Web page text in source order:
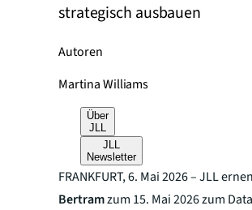
strategisch ausbauen
Autoren
Martina Williams
Über
JLL
JLL
Newsletter
FRANKFURT, 6. Mai 2026 – JLL
Bertramzum 15. Mai 2026 zum